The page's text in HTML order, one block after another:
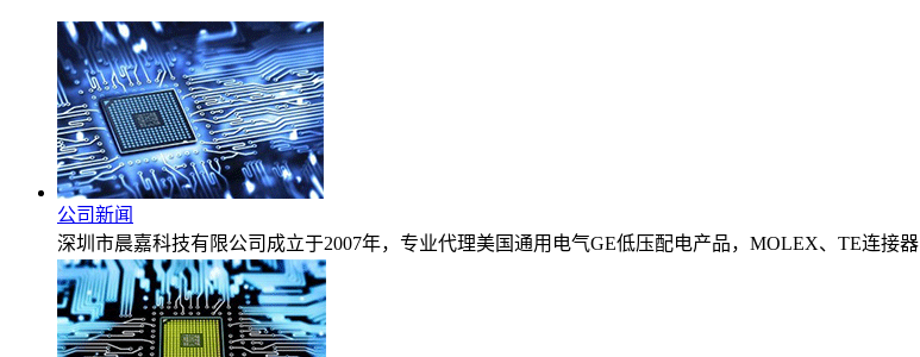
公司新闻
深圳市晨嘉科技有限公司成立于2007年，专业代理美国通用电气GE低压配电产品，MOLEX、TE连接器